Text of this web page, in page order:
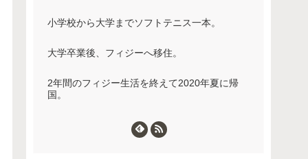
小学校から大学までソフトテニス一本。
大学卒業後、フィジーへ移住。
2年間のフィジー生活を終えて2020年夏に帰
国。